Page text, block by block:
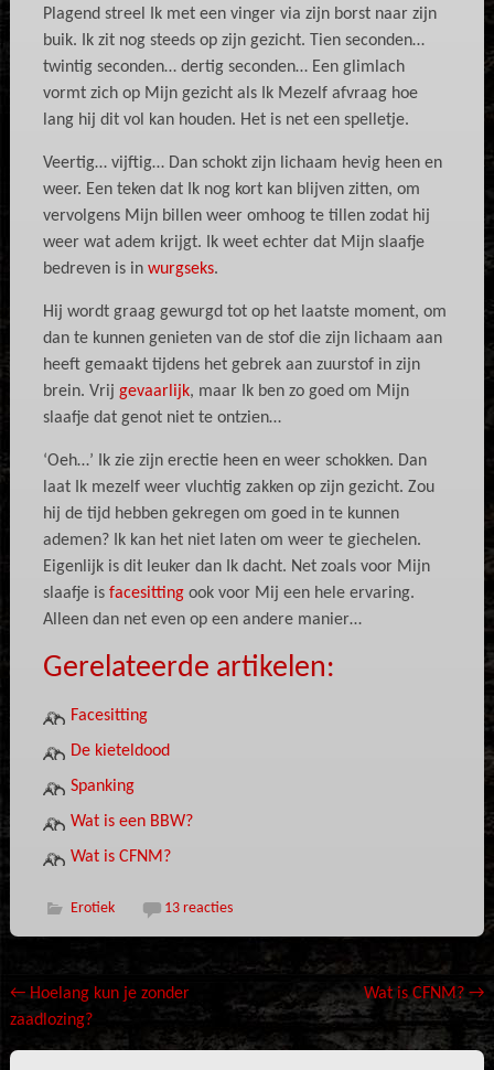
Plagend streel Ik met een vinger via zijn borst naar zijn
buik. Ik zit nog steeds op zijn gezicht. Tien seconden…
twintig seconden… dertig seconden… Een glimlach
vormt zich op Mijn gezicht als Ik Mezelf afvraag hoe
lang hij dit vol kan houden. Het is net een spelletje.
Veertig… vijftig… Dan schokt zijn lichaam hevig heen en
weer. Een teken dat Ik nog kort kan blijven zitten, om
vervolgens Mijn billen weer omhoog te tillen zodat hij
weer wat adem krijgt. Ik weet echter dat Mijn slaafje
bedreven is in wurgseks.
Hij wordt graag gewurgd tot op het laatste moment, om
dan te kunnen genieten van de stof die zijn lichaam aan
heeft gemaakt tijdens het gebrek aan zuurstof in zijn
brein. Vrij gevaarlijk, maar Ik ben zo goed om Mijn
slaafje dat genot niet te ontzien…
‘Oeh…’ Ik zie zijn erectie heen en weer schokken. Dan
laat Ik mezelf weer vluchtig zakken op zijn gezicht. Zou
hij de tijd hebben gekregen om goed in te kunnen
ademen? Ik kan het niet laten om weer te giechelen.
Eigenlijk is dit leuker dan Ik dacht. Net zoals voor Mijn
slaafje is facesittingook voor Mij een hele ervaring.
Alleen dan net even op een andere manier…
Gerelateerde artikelen:
Facesitting
De kieteldood
Spanking
Wat is een BBW?
Wat is CFNM?
Erotiek 13 reacties
Bericht
navigatie
←Hoelang kun je zonder
zaadlozing?
Wat is CFNM?→